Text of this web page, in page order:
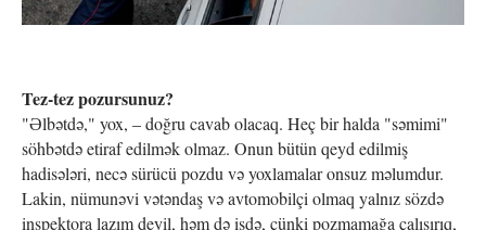
Tez-tez pozursunuz?
"Əlbətdə," yox, – doğru cavab olacaq. Heç bir halda "səmimi"
söhbətdə etiraf edilmək olmaz. Onun bütün qeyd edilmiş
hadisələri, necə sürücü pozdu və yoxlamalar onsuz məlumdur.
Lakin, nümunəvi vətəndaş və avtomobilçi olmaq yalnız sözdə
inspektora lazım deyil, həm də işdə, çünki pozmamağa çalışırıq,